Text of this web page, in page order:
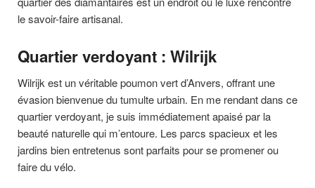
le savoir-faire artisanal.
Quartier verdoyant : Wilrijk
Wilrijk est un véritable poumon vert d’Anvers, offrant une
évasion bienvenue du tumulte urbain. En me rendant dans ce
quartier verdoyant, je suis immédiatement apaisé par la
beauté naturelle qui m’entoure. Les parcs spacieux et les
jardins bien entretenus sont parfaits pour se promener ou
faire du vélo.